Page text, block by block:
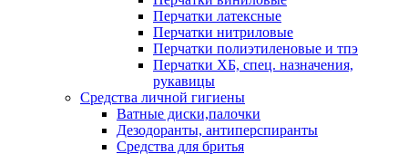
Перчатки латексные
Перчатки нитриловые
Перчатки полиэтиленовые и тпэ
Перчатки ХБ, спец. назначения,
рукавицы
Средства личной гигиены
Ватные диски,палочки
Дезодоранты, антиперспиранты
Средства для бритья